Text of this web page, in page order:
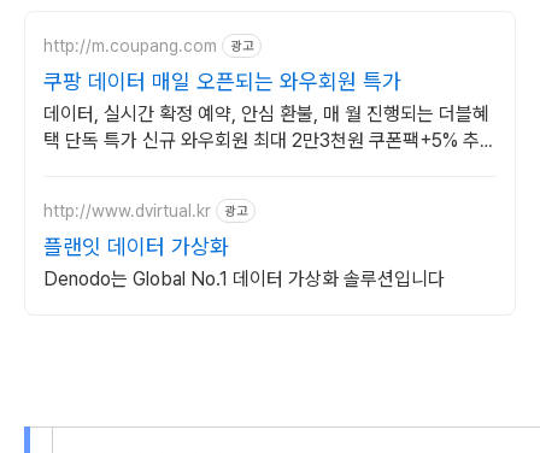
http://m.coupang.com 광고
쿠팡 데이터 매일 오픈되는 와우회원 특가
데이터, 실시간 확정 예약, 안심 환불, 매 월 진행되는 더블혜
택 단독 특가 신규 와우회원 최대 2만3천원 쿠폰팩+5% 추가
http://www.dvirtual.kr 광고
플랜잇 데이터 가상화
Denodo는 Global No.1 데이터 가상화 솔루션입니다